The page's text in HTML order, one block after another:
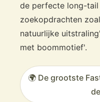
de perfecte long-
zoekopdrachten
natuurlijke
met boommotief'.
🌍 De grootste